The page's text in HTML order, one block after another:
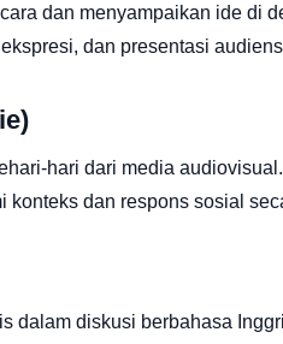
dan menyampaikan ide di
dan presentasi
hari dari media audiovisual.
konteks dan respons sosial
dalam diskusi berbahasa